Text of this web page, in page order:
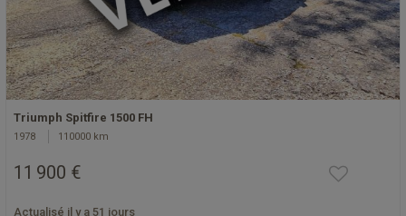
Triumph Spitfire 1500 FH
1978 110000 km
11 900 €
Actualisé il y a 51 jours